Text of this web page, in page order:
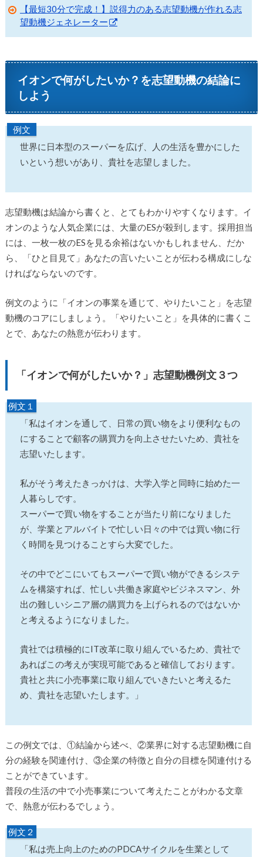
【最短30分で完成！】説得力のある志望動機が作れる志
望動機ジェネレーター
イオンで何がしたいか？を志望動機の結論に
しよう
例文
世界に日本型のスーパーを広げ、人の生活を豊かにした
いという想いがあり、貴社を志望しました。
志望動機は結論から書くと、とてもわかりやすくなります。イ
オンのような人気企業には、大量のESが殺到します。採用担当
には、一枚一枚のESを見る余裕はないかもしれません、だか
ら、「ひと目見て」あなたの言いたいことが伝わる構成にしな
ければならないのです。
例文のように「イオンの事業を通じて、やりたいこと」を志望
動機のコアにしましょう。「やりたいこと」を具体的に書くこ
とで、あなたの熱意が伝わります。
「イオンで何がしたいか？」志望動機例文３つ
例文１
「私はイオンを通して、日常の買い物をより便利なもの
にすることで顧客の購買力を向上させたいため、貴社を
志望いたします。
私がそう考えたきっかけは、大学入学と同時に始めた一
人暮らしです。
スーパーで買い物をすることが当たり前になりました
が、学業とアルバイトで忙しい日々の中では買い物に行
く時間を見つけることすら大変でした。
その中でどこにいてもスーパーで買い物ができるシステ
ムを構築すれば、忙しい共働き家庭やビジネスマン、外
出の難しいシニア層の購買力を上げられるのではないか
と考えるようになりました。
貴社では積極的にIT改革に取り組んでいるため、貴社で
あればこの考えが実現可能であると確信しております。
貴社と共に小売事業に取り組んでいきたいと考えるた
め、貴社を志望いたします。」
この例文では、①結論から述べ、②業界に対する志望動機に自
分の経験を関連付け、③企業の特徴と自分の目標を関連付ける
ことができています。
普段の生活の中で小売事業について考えたことがわかる文章
で、熱意が伝わるでしょう。
例文２
「私は売上向上のためのPDCAサイクルを生業として